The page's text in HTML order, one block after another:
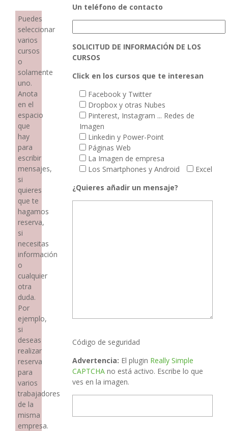
Puedes
seleccionar
varios
cursos
o
solamente
uno.
Anota
en el
espacio
que
hay
para
escribir
mensajes,
si
quieres
que te
hagamos
reserva,
si
necesitas
información
o
cualquier
otra
duda.
Por
ejemplo,
si
deseas
realizar
reserva
para
varios
trabajadores
de la
misma
empresa.
Un teléfono de contacto
SOLICITUD DE INFORMACIÓN DE LOS
CURSOS
Click en los cursos que te interesan
Facebook y Twitter
Dropbox y otras Nubes
Pinterest, Instagram ... Redes de
Imagen
Linkedin y Power-Point
Páginas Web
La Imagen de empresa
Los Smartphones y Android
Excel
¿Quieres añadir un mensaje?
Código de seguridad
Advertencia: El plugin Really Simple
CAPTCHA no está activo. Escribe lo que
ves en la imagen.